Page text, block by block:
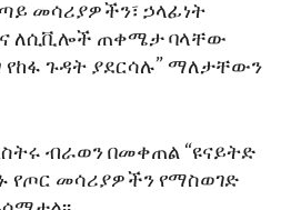
መሳሪያዎችን፣ ኃላፊነት
ለሲቪሎች ጠቀሜታ ባላቸው
ጉዳት ያደርሳሉ” ማለታቸውን
ብራወን በመቀጠል “ዩናይትድ
የጦር መሳሪያዎችን የማስወገድ